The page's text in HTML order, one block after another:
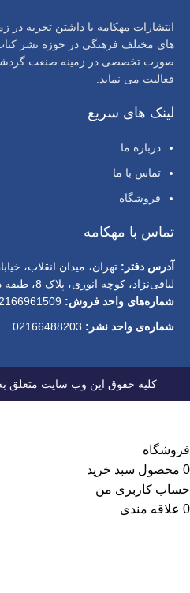
انتشارات مهکامه با داشتن تجربه در
های مختلف فرهنگی در حوزه نشر
صورت تخصصی در زمینه صنعت
فعالیت می نماید.
لینک های سریع
درباره ما
تماس با ما
فروشگاه
تماس با مهکامه
آدرس دفتر: تهران، میدان انقلاب،
لبافی‌نژاد، کوچه انوری، پلاک 8، طبقه دوم
شماره‌های واحد فروش: 02166961509 و
شماره‌‌ی واحد نشر:
کلیه حقوق این وب سایت متعلق
فروشگاه
0 محصول سبد خرید
حساب کاربری من
0 علاقه مندی